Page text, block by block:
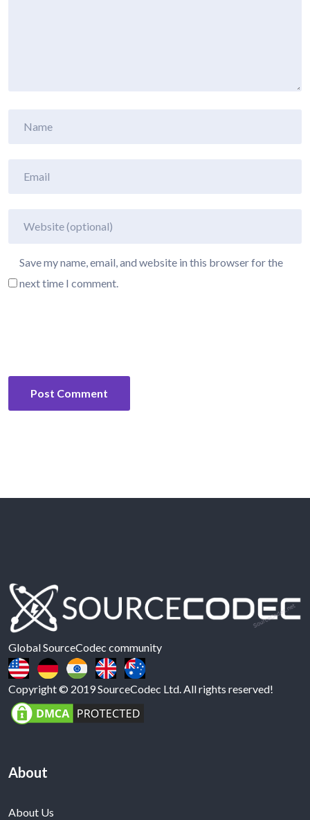
Save my name, email, and website in this browser for the
next time I comment.
Global SourceCodec community
Copyright © 2019 SourceCodec Ltd. All rights reserved!
About
About Us